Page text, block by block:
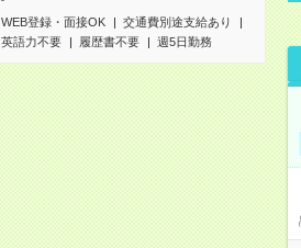
WEB登録・面接OK
交通費別途支給あり
英語力不要
履歴書不要 週5日勤務